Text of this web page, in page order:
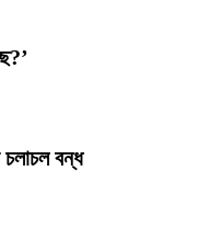
চলাচল বন্ধ